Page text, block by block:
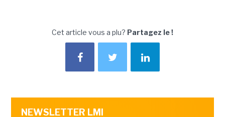
Cet article vous a plu? Partagez le !
NEWSLETTER LMI